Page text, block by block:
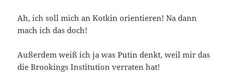
Ah, ich soll mich an Kot­kin ori­en­tie­ren! Na dann
mach ich das doch!
Außer­dem weiß ich ja was Putin denkt, weil mir das
die Broo­kings Insti­tu­ti­on ver­ra­ten hat!